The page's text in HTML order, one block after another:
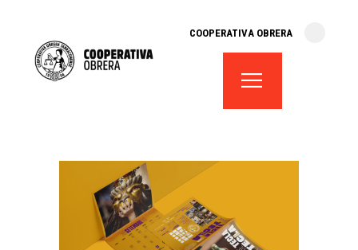
COOPERATIVA OBRERA
fes-te soci
lloguer d’espais